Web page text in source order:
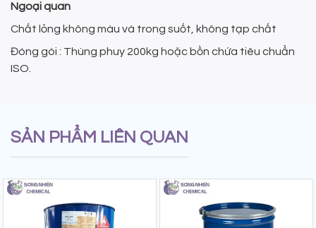
Ngoại quan
Chất lỏng không màu và trong suốt, không tạp chất
Đóng gói : Thùng phuy 200kg hoặc bồn chứa tiêu chuẩn
ISO.
SẢN PHẨM LIÊN QUAN